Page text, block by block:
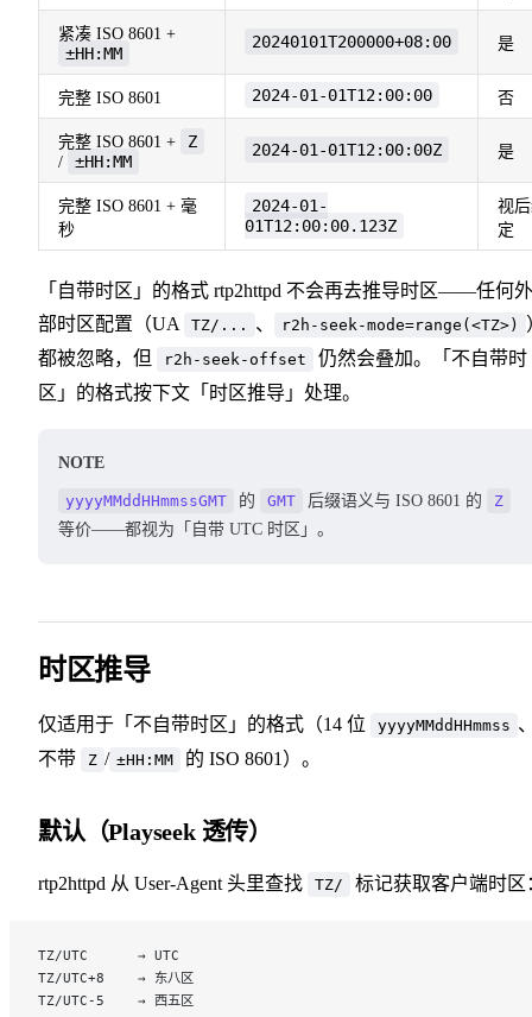
紧凑 ISO 8601 +
±HH:MM
20240101T200000+08:00 是
完整 ISO 8601 2024-01-01T12:00:00 否
完整 ISO 8601 + Z
/ ±HH:MM
2024-01-01T12:00:00Z 是
完整 ISO 8601 + 毫
秒
2024-01-
01T12:00:00.123Z
视
定
「自带时区」的格式 rtp2httpd 不会再去推导时区——任何外
部时区配置（UA
TZ/... 、 r2h-seek-mode=range(<TZ>)
都被忽略，但
r2h-seek-offset
仍然会叠加。「不自带时
区」的格式按下文「时区推导」处理。
NOTE
yyyyMMddHHmmssGMT 的 GMT 后缀语义与 ISO 8601 的
Z
等价——都视为「自带 UTC 时区」。
时区推导
仅适用于「不自带时区」的格式（14 位 yyyyMMddHHmmss
不带
Z / ±HH:MM 的 ISO 8601）。
默认（Playseek 透传）
rtp2httpd 从 User-Agent 头里查找 TZ/ 标记获取客户端时区
TZ/UTC      → UTC
TZ/UTC+8    → 东八区
TZ/UTC-5    → 西五区